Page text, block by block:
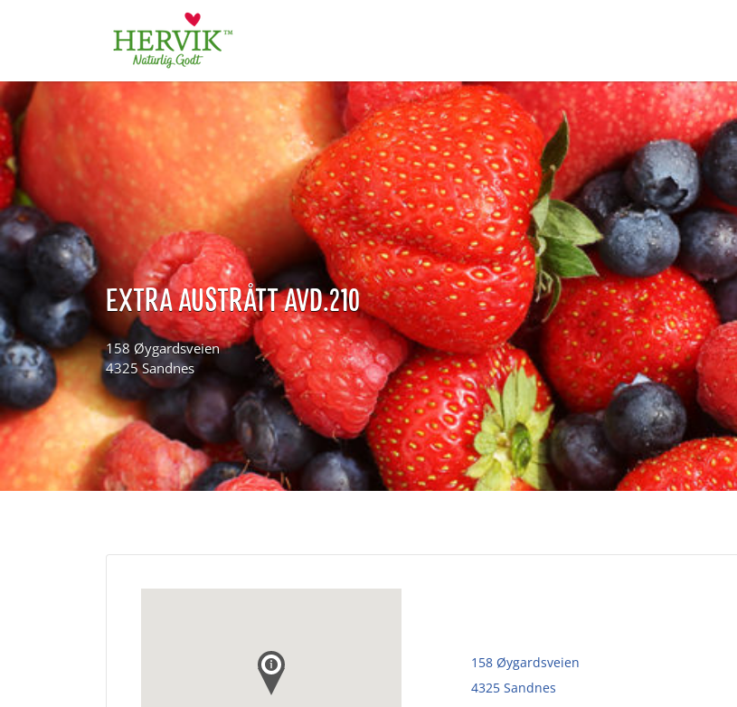
for:
EXTRA AUSTRÅTT AVD.210
158 Øygardsveien
4325 Sandnes
158 Øygardsveien
4325 Sandnes